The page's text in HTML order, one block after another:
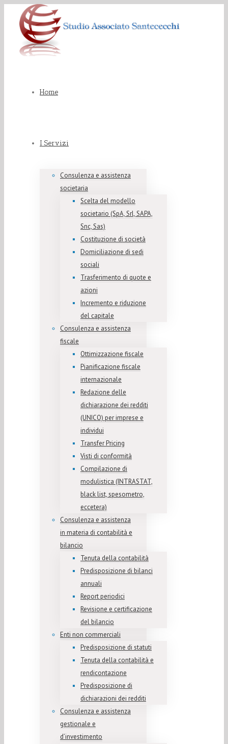
Home
I Servizi
Consulenza e assistenza
societaria
Scelta del modello
societario (SpA, Srl, SAPA,
Snc, Sas)
Costituzione di società
Domiciliazione di sedi
sociali
Trasferimento di quote e
azioni
Incremento e riduzione
del capitale
Consulenza e assistenza
fiscale
Ottimizzazione fiscale
Pianificazione fiscale
internazionale
Redazione delle
dichiarazione dei redditi
(UNICO) per imprese e
individui
Transfer Pricing
Visti di conformità
Compilazione di
modulistica (INTRASTAT,
black list, spesometro,
eccetera)
Consulenza e assistenza
in materia di contabilità e
bilancio
Tenuta della contabilità
Predisposizione di bilanci
annuali
Report periodici
Revisione e certificazione
del bilancio
Enti non commerciali
Predisposizione di statuti
Tenuta della contabilità e
rendicontazione
Predisposizione di
dichiarazioni dei redditi
Consulenza e assistenza
gestionale e
d’investimento